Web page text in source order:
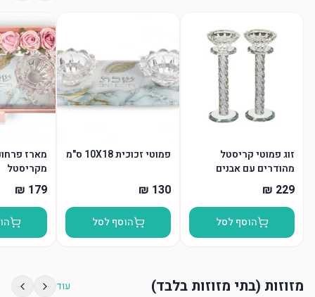
זוג פמוטי קריסטל
מהודרים עם אבנים
הוסף לסל
פמוטי זכוכית 10X18 ס"מ
הוסף לסל
מארז
מקריסטל
מזוזות (בתי מזוזות בלבד) עוד